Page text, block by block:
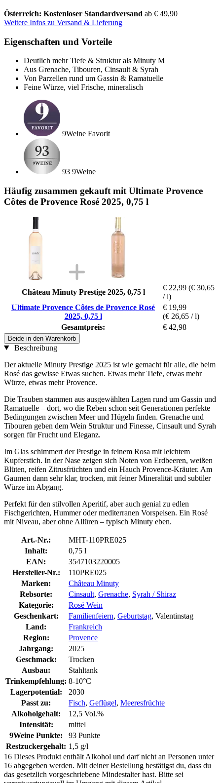
Österreich: Kostenloser Standardversand ab € 49,90
Weitere Infos zu Versand & Lieferung
Eigenschaften und Vorteile
Deutlich mehr Tiefe & Struktur als Minuty M
Aus Grenache, Tibouren, Cinsault & Syrah
Von Parzellen rund um Gassin & Ramatuelle
Feine Würze, viel Frische, mineralisch
9Weine Favorit
93 9Weine
Häufig zusammen gekauft mit Ultimate Provence
Côtes de Provence Rosé 2025, 0,75 l
Château Minuty Prestige 2025, 0,75 l
€ 22,99 (€ 30,65
/ l)
Ultimate Provence Côtes de Provence Rosé
2025, 0,75 l
€ 19,99
(€ 26,65 / l)
Gesamtpreis:
€ 42,98
Beide in den Warenkorb
Beschreibung
Der aktuelle Minuty Prestige 2025 ist wie gemacht für alle, die beim
Rosé das gewisse Etwas suchen. Etwas mehr Tiefe, etwas mehr
Würze, etwas mehr Provence.
Die Trauben stammen aus ausgewählten Lagen rund um Gassin und
Ramatuelle – dort, wo die Reben schon seit Generationen perfekte
Bedingungen zwischen Meer und Hügeln finden. Grenache und
Tibouren geben dem Wein Struktur und Finesse, Cinsault und Syrah
sorgen für Frucht und Eleganz.
Im Glas schimmert der Prestige in feinem Rosa mit leichtem
Kupferstich. In der Nase zeigen sich Noten von Erdbeeren, weißen
Blüten, reifen Zitrusfrüchten und ein Hauch Provence-Kräuter. Am
Gaumen dann sehr klar, trocken, mit feiner Mineralität und subtiler
Würze im Abgang.
Perfekt für den stilvollen Aperitif, aber auch genial zu edlen
Fischgerichten, Hummer oder mediterranen Vorspeisen. Ein Rosé
mit Niveau, aber ohne Allüren – typisch Minuty eben.
Art.-Nr.:
MHT-110PRE025
Inhalt:
0,75 l
EAN:
3547103220005
Hersteller-Nr.:
110PRE025
Marken:
Château Minuty
Rebsorte:
Cinsault, Grenache, Syrah / Shiraz
Kategorie:
Rosé Wein
Geschenkart:
Familienfeiern, Geburtstag, Valentinstag
Land:
Frankreich
Region:
Provence
Jahrgang:
2025
Geschmack:
Trocken
Ausbau:
Stahltank
Trinkempfehlung: 8-10°C
Lagerpotential:
2030
Passt zu:
Fisch, Geflügel, Meeresfrüchte
Alkoholgehalt:
12,5 Vol.%
Intensität:
mittel
9Weine Punkte:
93 Punkte
Restzuckergehalt: 1,5 g/l
16 Dieses Produkt enthält Alkohol und darf nicht an Personen unter
16 abgegeben werden. Mit deiner Bestellung bestätigst du, dass du
das gesetzlich vorgeschriebene Mindestalter hast. Bitte sei